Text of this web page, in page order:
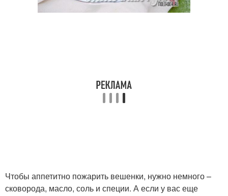
Чтобы аппетитно пожарить вешенки, нужно немного –
сковорода, масло, соль и специи. А если у вас еще